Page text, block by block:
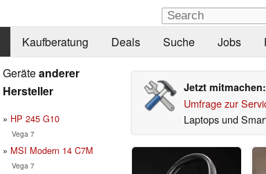
Kaufberatung Deals Suche Jobs
Geräteanderer
Hersteller
HP 245 G10
Vega 7
MSI Modern 14 C7M
Vega 7
Jetzt mitmachen:
Umfrage zur
Laptops und